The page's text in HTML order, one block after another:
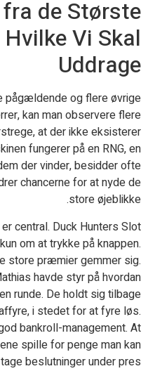
de Største
Vi Skal
Uddrage
pågældende og flere øvrige
kan man observere flere
at der ikke eksisterer
fungerer på en RNG, en
der vinder, besidder ofte
chancerne for at nyde de
store øjeblikke.
central. Duck Hunters Slot
om at trykke på knappen.
store præmier gemmer sig.
havde styr på hvordan
runde. De holdt sig tilbage
i stedet for at fyre løs.
bankroll-management. At
spille for penge man kan
beslutninger under pres.